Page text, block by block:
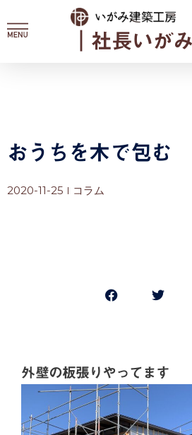
容
｜社長いが
おうちを木で包む
2020-11-25 コラム
外壁の板張りやってます